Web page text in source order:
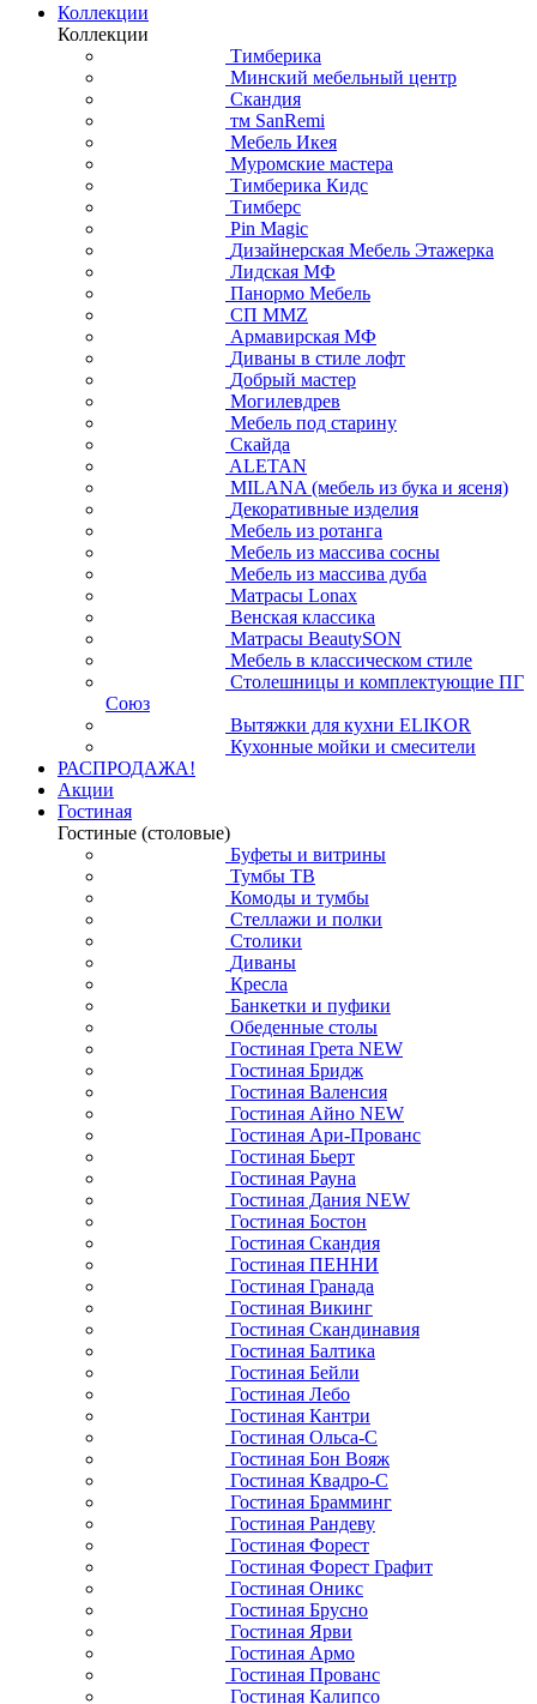
Коллекции
Коллекции
Тимберика
Минский мебельный центр
Скандия
тм SanRemi
Мебель Икея
Муромские мастера
Тимберика Кидс
Тимберс
Pin Magic
Дизайнерская Мебель Этажерка
Лидская МФ
Панормо Мебель
СП ММZ
Армавирская МФ
Диваны в стиле лофт
Добрый мастер
Могилевдрев
Мебель под старину
Скайда
ALETAN
MILANA (мебель из бука и ясеня)
Декоративные изделия
Мебель из ротанга
Мебель из массива сосны
Мебель из массива дуба
Матрасы Lonax
Венская классика
Матрасы BeautySON
Мебель в классическом стиле
Столешницы и комплектующие ПГ
Союз
Вытяжки для кухни ELIKOR
Кухонные мойки и смесители
РАСПРОДАЖА!
Акции
Гостиная
Гостиные (столовые)
Буфеты и витрины
Тумбы ТВ
Комоды и тумбы
Стеллажи и полки
Столики
Диваны
Кресла
Банкетки и пуфики
Обеденные столы
Гостиная Грета NEW
Гостиная Бридж
Гостиная Валенсия
Гостиная Айно NEW
Гостиная Ари-Прованс
Гостиная Бьерт
Гостиная Рауна
Гостиная Дания NEW
Гостиная Бостон
Гостиная Скандия
Гостиная ПЕННИ
Гостиная Гранада
Гостиная Викинг
Гостиная Скандинавия
Гостиная Балтика
Гостиная Бейли
Гостиная Лебо
Гостиная Кантри
Гостиная Ольса-С
Гостиная Бон Вояж
Гостиная Квадро-С
Гостиная Брамминг
Гостиная Рандеву
Гостиная Форест
Гостиная Форест Графит
Гостиная Оникс
Гостиная Брусно
Гостиная Ярви
Гостиная Армо
Гостиная Прованс
Гостиная Калипсо